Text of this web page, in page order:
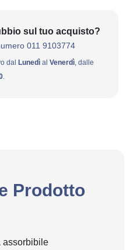
sul tuo acquisto?
011 9103774
dal Lunedì al Venerdì, dalle
.
Prodotto
assorbibile